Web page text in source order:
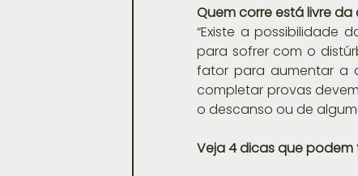
Quem corre está livre
“Existe a possibilidade
para sofrer com o
fator para aumentar a
completar provas
o descanso ou de
Veja 4 dicas que